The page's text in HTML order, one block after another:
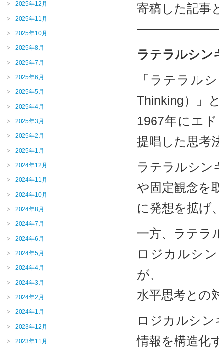
寄稿した記事
ラテラルシン
「ラテラル
Thinking）」
1967年にエ
提唱した思考
ラテラルシン
や固定観念を
に発想を拡げ
一方、ラテラ
ロジカルシ
が、
水平思考との
ロジカルシ
情報を構造化
2025年12月
2025年11月
2025年10月
2025年8月
2025年7月
2025年6月
2025年5月
2025年4月
2025年3月
2025年2月
2025年1月
2024年12月
2024年11月
2024年10月
2024年8月
2024年7月
2024年6月
2024年5月
2024年4月
2024年3月
2024年2月
2024年1月
2023年12月
2023年11月